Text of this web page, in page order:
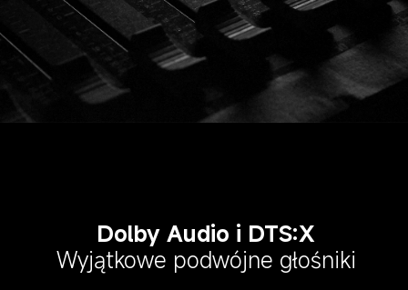
Dolby Audio i DTS:X
Wyjątkowe podwójne głośniki